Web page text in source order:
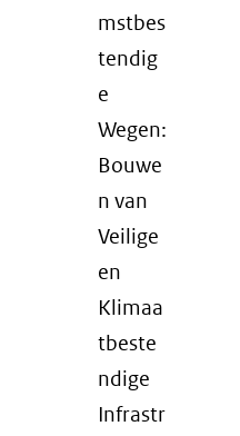
mstbes
tendig
e
Wegen:
Bouwe
n van
Veilige
en
Klimaa
tbeste
ndige
Infrastr